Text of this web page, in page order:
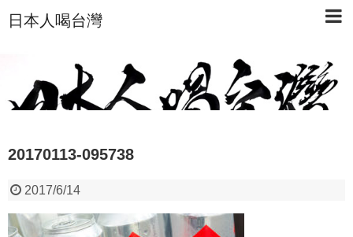
日本人喝台灣
20170113-095738
2017/6/14